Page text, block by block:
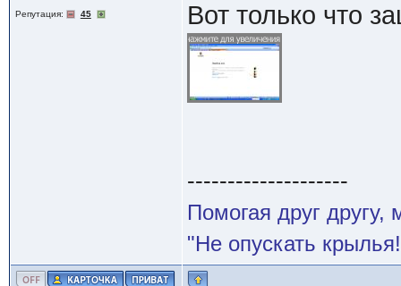
Репутация: 45 Вот только что
--------------------
Помогая друг
"Не опускать